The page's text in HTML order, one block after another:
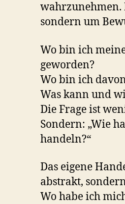
wahrzunehmen.
sondern um
Wo bin ich
geworden?
Wo bin ich
Was kann und
Die Frage ist
Sondern: „Wie
handeln?“
Das eigene
abstrakt,
Wo habe ich